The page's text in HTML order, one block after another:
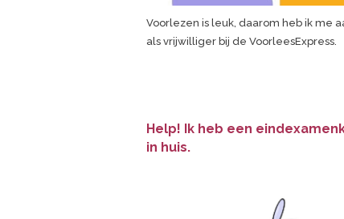
Voorlezen is leuk, daarom heb ik me
als vrijwilliger bij de VoorleesExpress.
Help! Ik heb een
in huis.